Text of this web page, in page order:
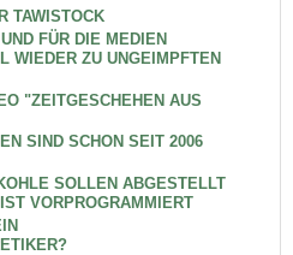
TAWISTOCK
FÜR DIE MEDIEN
WIEDER ZU UNGEIMPFTEN
"ZEITGESCHEHEN AUS
SIND SCHON SEIT 2006
SOLLEN ABGESTELLT
VORPROGRAMMIERT